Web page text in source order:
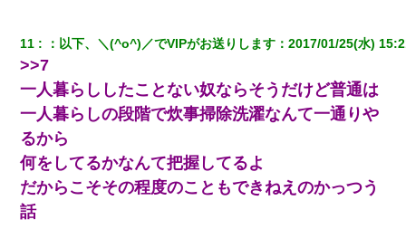
わい(42)渋谷の夜のサービスで19の女の子にゴックンさせた結果
ｗｗｗｗｗｗｗｗ
13歳娘が元嫁のところから逃げてきた。どう扱ったらいいのかわ
からない
三年働いてたパートを突然クビになった。しかし元職場の主要取
引先のトップが母方の叔父だったので…
11 ： 以下、＼(^o^)／でVIPがお送りします ：2017/01/25(水)
>>7
一人暮らししたことない奴ならそうだけど普通は
一人暮らしの段階で炊事掃除洗濯なんて一通りや
るから
何をしてるかなんて把握してるよ
だからこそその程度のこともできねえのかっつう
話